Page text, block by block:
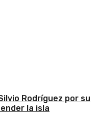
Rodríguez por su
la isla